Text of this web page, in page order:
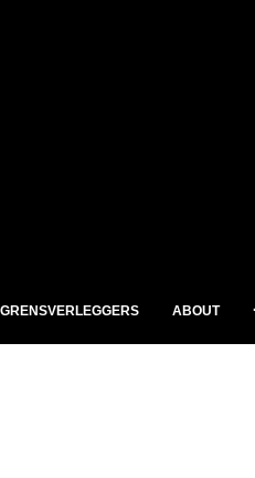
GRENSVERLEGGERS ABOUT